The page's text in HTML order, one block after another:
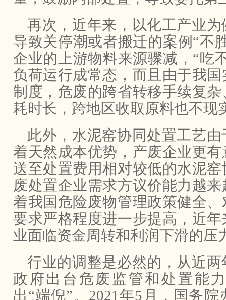
再次，近年来，以化工产业
导致关停潮或者搬迁的案例“不
企业的上游物料来源骤减，“吃
负荷运行成常态，而且由于我
制度，危废的跨省转移手续复
耗时长，跨地区收取原料也不现
此外，水泥窑协同处置工艺
着天然成本优势，产废企业更
送至处置费用相对较低的水泥
废处置企业需求方议价能力越
着我国危险废物管理政策健全
要求严格程度进一步提高，近
业面临资金周转和利润下滑的压
行业的调整是必然的，从近
政府出台危废监管和处置能
出“端倪”。2021年5月，国务